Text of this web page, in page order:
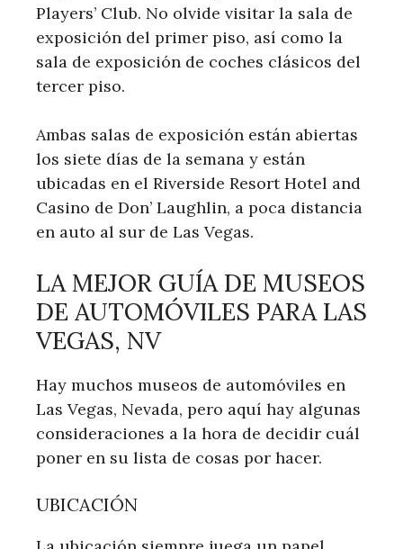
Players’ Club. No olvide visitar la sala de
exposición del primer piso, así como la
sala de exposición de coches clásicos del
tercer piso.
Ambas salas de exposición están abiertas
los siete días de la semana y están
ubicadas en el Riverside Resort Hotel and
Casino de Don’ Laughlin, a poca distancia
en auto al sur de Las Vegas.
LA MEJOR GUÍA DE MUSEOS
DE AUTOMÓVILES PARA LAS
VEGAS, NV
Hay muchos museos de automóviles en
Las Vegas, Nevada, pero aquí hay algunas
consideraciones a la hora de decidir cuál
poner en su lista de cosas por hacer.
UBICACIÓN